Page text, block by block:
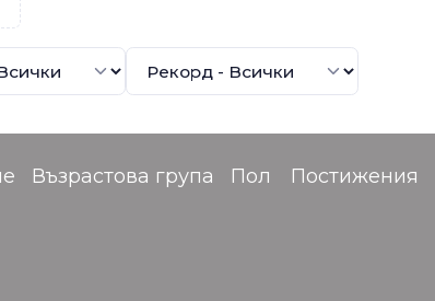
Възрастова група Пол Постижения